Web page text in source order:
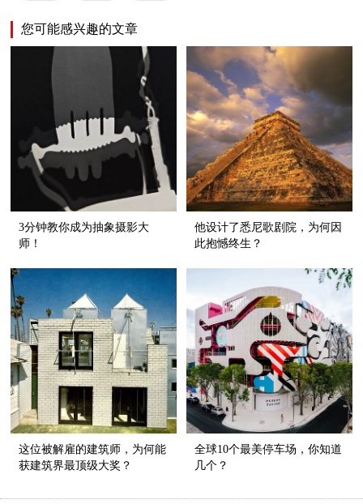
您可能感兴趣的文章
3分钟教你成为抽象摄影大
师！
他设计了悉尼歌剧院，为何因
此抱憾终生？
这位被解雇的建筑师，为何能
获建筑界最顶级大奖？
全球10个最美停车场，你知道
几个？